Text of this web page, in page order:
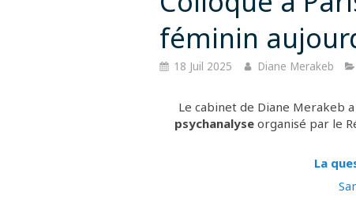
féminin
18 Juil 2025 Diane Merakeb
Le cabinet de Diane Merakeb
psychanalyse organisé par le
La